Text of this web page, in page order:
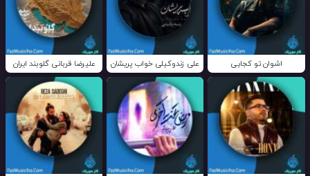
اشوان تو کجایی علی زندوکیلی خواب پریشان علیرضا قربانی گلوبند ایران